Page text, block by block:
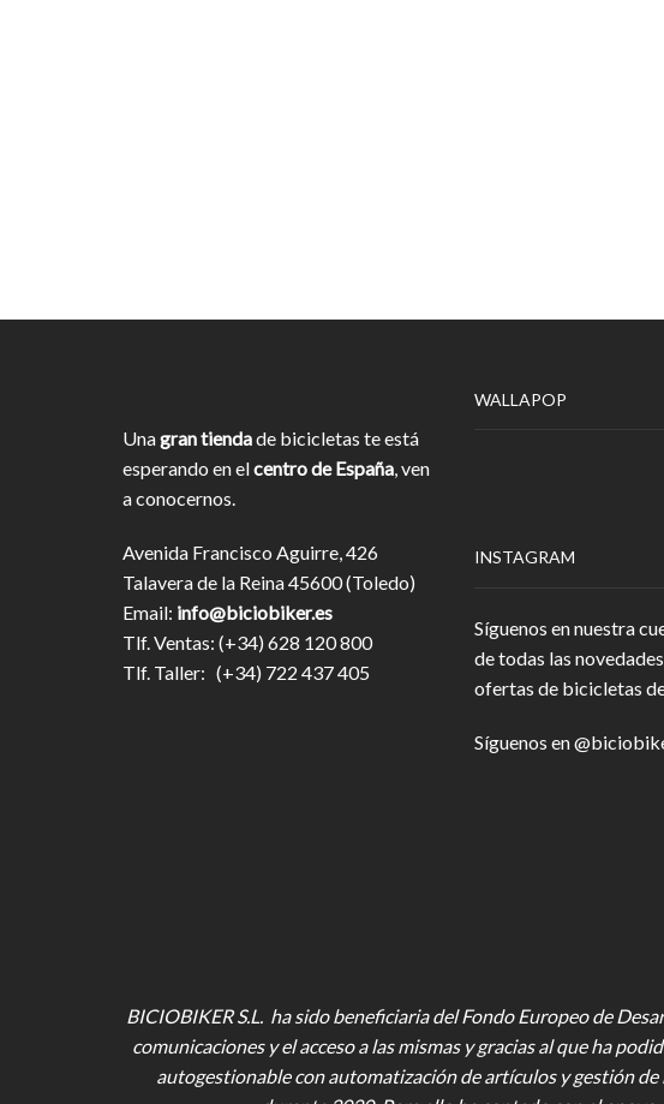
Unagran tiendade bicicletas te está
esperando en elcentro de España, ven
a conocernos.
Avenida Francisco Aguirre, 426
Talavera de la Reina 45600 (Toledo)
Email: info@biciobiker.es
Tlf. Ventas: (+34) 628 120 800
Tlf. Taller: (+34) 722 437 405
WALLAPOP
INSTAGRAM
Síguenos en nuestra
de todas las
ofertas de bicicletas
Síguenos en
BICIOBIKER S.L. ha sido beneficiaria del Fondo Europeo de
comunicaciones y el acceso a las mismas y gracias al que ha
autogestionable con automatización de artículos y gestión